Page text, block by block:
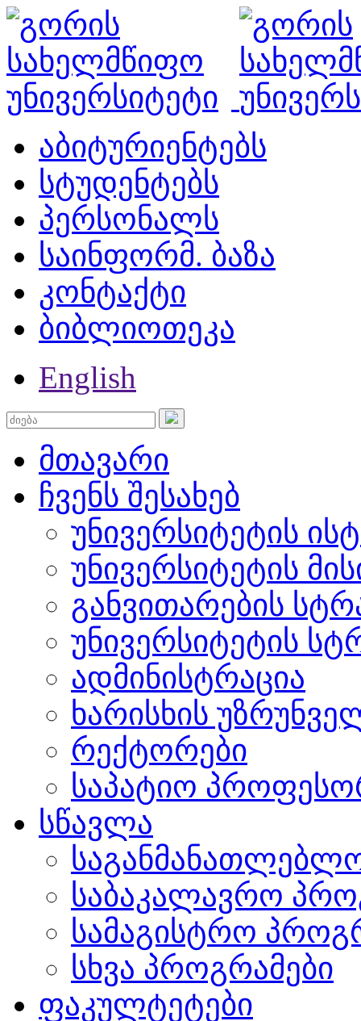
აბიტურიენტებს
სტუდენტებს
პერსონალს
საინფორმ. ბაზა
კონტაქტი
ბიბლიოთეკა
English
მთავარი
ჩვენს შესახებ
უნივერსიტეტის
უნივერსიტეტის
განვითარების
უნივერსიტეტის
ადმინისტრაცია
ხარისხის
რექტორები
საპატიო
სწავლა
საბაკალავრო
სამაგისტრო
სხვა პროგრამები
ფაკულტეტები